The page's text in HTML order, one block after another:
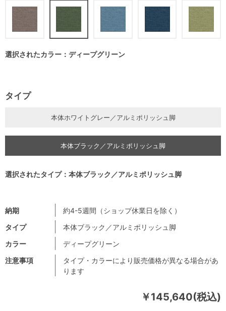
￥145,640(税込)
注意事項
タイプ・カラーにより販売価格が異なる場合があ
ります
納期
約4-5週間（ショップ休業日を除く）
タイプ
本体ブラック／アルミポリッシュ脚
カラー
ディープグリーン
選択されたカラー：ディープグリーン
タイプ
本体ホワイトグレー／アルミポリッシュ脚
本体ブラック／アルミポリッシュ脚
選択されたタイプ：本体ブラック／アルミポリッシュ脚